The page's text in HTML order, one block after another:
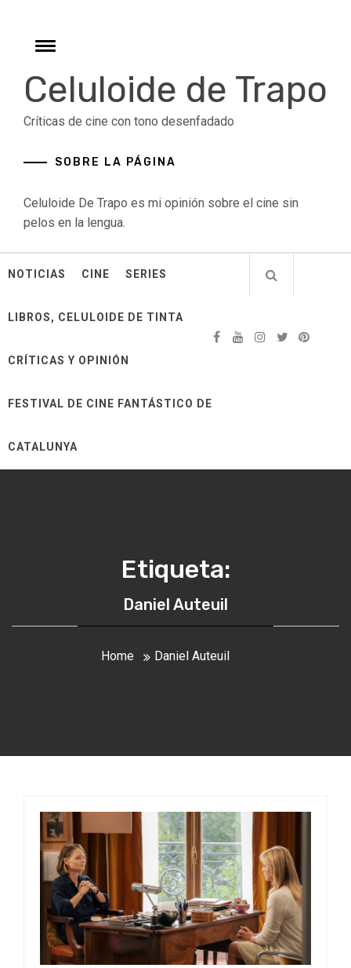
contentToggle
Celuloide de Trapo
Críticas de cine con tono desenfadado
SOBRE LA PÁGINA
Celuloide De Trapo es mi opinión sobre el cine sin
pelos en la lengua.
NOTICIAS CINE SERIES
LIBROS, CELULOIDE DE TINTA
CRÍTICAS Y OPINIÓN
FESTIVAL DE CINE FANTÁSTICO DE
CATALUNYA
Etiqueta:
Daniel Auteuil
Home Daniel Auteuil